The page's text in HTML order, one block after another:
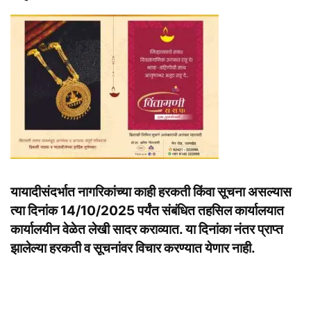
यायादीसंदर्भात नागरिकांच्या काही हरकती किंवा सूचना असल्यास
त्या दिनांक 14/10/2025 पर्यंत संबंधित तहसिल कार्यालयात
कार्यालयीन वेळेत लेखी सादर कराव्यात. या दिनांका नंतर प्राप्त
झालेल्या हरकती व सूचनांवर विचार करण्यात येणार नाही.